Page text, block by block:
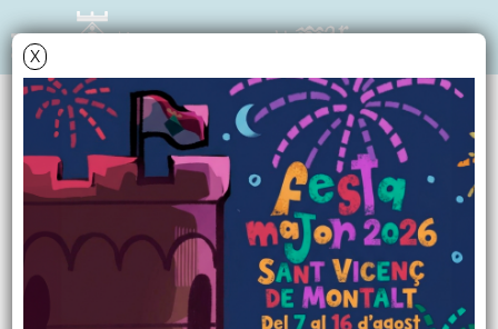
X
AGENDA
Dimarts27 abril 2010
Curs d'iniciació a la
informàtica